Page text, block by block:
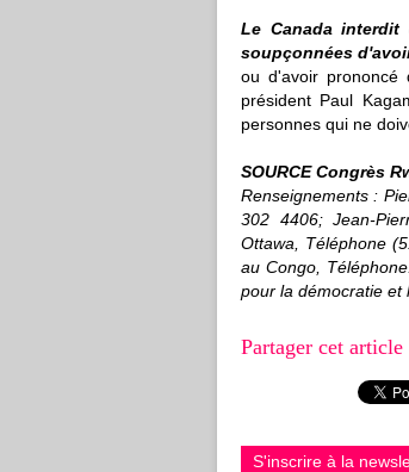
Le Canada interdit
soupçonnées
ou d'avoir
président Paul
personnes qui ne
SOURCE Congrès
Renseignements :
302 4406; Jean-
Ottawa, Téléphone
au Congo,
pour la démocratie et
Partager cet article
S'inscrire à la